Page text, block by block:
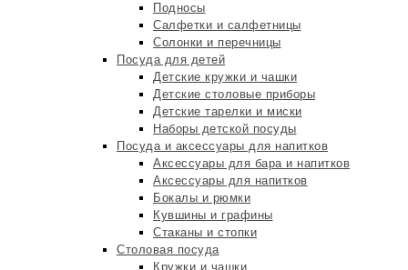
Подносы
Салфетки и салфетницы
Солонки и перечницы
Посуда для детей
Детские кружки и чашки
Детские столовые приборы
Детские тарелки и миски
Наборы детской посуды
Посуда и аксессуары для напитков
Аксессуары для бара и напитков
Аксессуары для напитков
Бокалы и рюмки
Кувшины и графины
Стаканы и стопки
Столовая посуда
Кружки и чашки